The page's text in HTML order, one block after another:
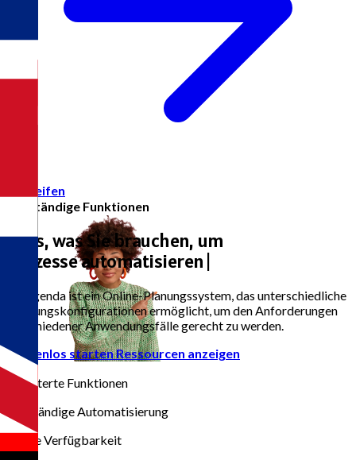
Zugreifen
Vollständige Funktionen
Alles, was Sie brauchen, um
Prozesse autom|
A eAgenda ist ein Online-Planungssystem, das unterschiedliche
Nutzungskonfigurationen ermöglicht, um den Anforderungen
verschiedener Anwendungsfälle gerecht zu werden.
Kostenlos startenRessourcen anzeigen
50+
Erweiterte Funktionen
Vollständige Automatisierung
24/7
Totale Verfügbarkeit